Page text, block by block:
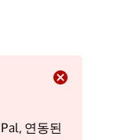
연동된